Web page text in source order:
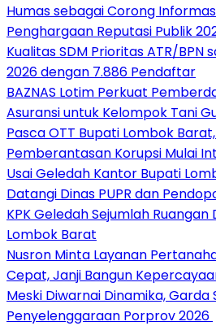
Humas sebagai Corong
Penghargaan Reputasi Publik
Kualitas SDM Prioritas ATR/BPN
2026 dengan 7.886 Pendaftar
BAZNAS Lotim Perkuat
Asuransi untuk Kelompok Tani
Pasca OTT Bupati Lombok
Pemberantasan Korupsi Mulai
Usai Geledah Kantor Bupati
Datangi Dinas PUPR dan
KPK Geledah Sejumlah
Lombok Barat
Nusron Minta Layanan
Cepat, Janji Bangun
Meski Diwarnai Dinamika, Garda
Penyelenggaraan Porprov 2026 ‎